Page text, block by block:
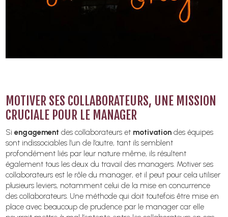
MOTIVER SES COLLABORATEURS, UNE MISSION
CRUCIALE POUR LE MANAGER
Siengagementdes collaborateurs et motivation des équipes
sont indissociables l’un de l’autre, tant ils semblent
profondément liés par leur nature même, ils résultent
également tous les deux du travail des managers. Motiver ses
collaborateurs est le rôle du manager, et il peut pour cela utiliser
plusieurs leviers, notamment celui de la mise en concurrence
des collaborateurs. Une méthode qui doit toutefois être mise en
place avec beaucoup de prudence par le manager car elle